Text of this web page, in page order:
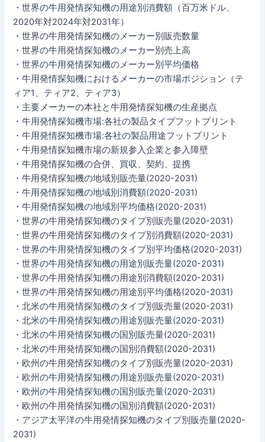
・世界の牛用発情探知機の用途別消費額（百万米ドル、
2020年対2024年対2031年）
・世界の牛用発情探知機のメーカー別販売数量
・世界の牛用発情探知機のメーカー別売上高
・世界の牛用発情探知機のメーカー別平均価格
・牛用発情探知機におけるメーカーの市場ポジション（テ
ィア1、ティア2、ティア3）
・主要メーカーの本社と牛用発情探知機の生産拠点
・牛用発情探知機市場:各社の製品タイプフットプリント
・牛用発情探知機市場:各社の製品用途フットプリント
・牛用発情探知機市場の新規参入企業と参入障壁
・牛用発情探知機の合併、買収、契約、提携
・牛用発情探知機の地域別販売量(2020-2031)
・牛用発情探知機の地域別消費額(2020-2031)
・牛用発情探知機の地域別平均価格(2020-2031)
・世界の牛用発情探知機のタイプ別販売量(2020-2031)
・世界の牛用発情探知機のタイプ別消費額(2020-2031)
・世界の牛用発情探知機のタイプ別平均価格(2020-2031)
・世界の牛用発情探知機の用途別販売量(2020-2031)
・世界の牛用発情探知機の用途別消費額(2020-2031)
・世界の牛用発情探知機の用途別平均価格(2020-2031)
・北米の牛用発情探知機のタイプ別販売量(2020-2031)
・北米の牛用発情探知機の用途別販売量(2020-2031)
・北米の牛用発情探知機の国別販売量(2020-2031)
・北米の牛用発情探知機の国別消費額(2020-2031)
・欧州の牛用発情探知機のタイプ別販売量(2020-2031)
・欧州の牛用発情探知機の用途別販売量(2020-2031)
・欧州の牛用発情探知機の国別販売量(2020-2031)
・欧州の牛用発情探知機の国別消費額(2020-2031)
・アジア太平洋の牛用発情探知機のタイプ別販売量(2020-
2031)